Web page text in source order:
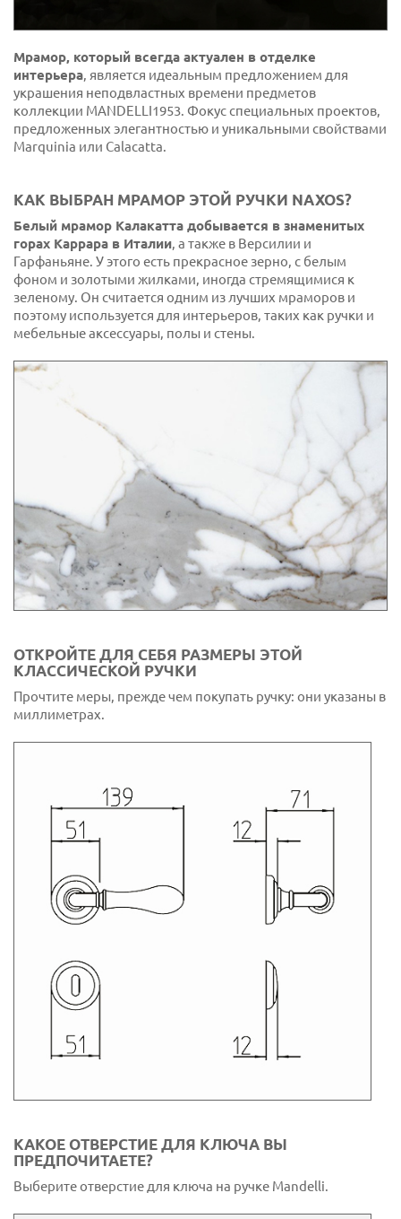
Мрамор, который всегда актуален в отделке
интерьера, является идеальным предложением для
украшения неподвластных времени предметов
коллекции MANDELLI1953. Фокус специальных проектов,
предложенных элегантностью и уникальными свойствами
Marquinia или Calacatta.
КАК ВЫБРАН МРАМОР ЭТОЙ РУЧКИ NAXOS?
Белый мрамор Калакатта добывается в знаменитых
горах Каррара в Италии, а также в Версилии и
Гарфаньяне. У этого есть прекрасное зерно, с белым
фоном и золотыми жилками, иногда стремящимися к
зеленому. Он считается одним из лучших мраморов и
поэтому используется для интерьеров, таких как ручки и
мебельные аксессуары, полы и стены.
ОТКРОЙТЕ ДЛЯ СЕБЯ РАЗМЕРЫ ЭТОЙ
КЛАССИЧЕСКОЙ РУЧКИ
Прочтите меры, прежде чем покупать ручку: они указаны в
миллиметрах.
КАКОЕ ОТВЕРСТИЕ ДЛЯ КЛЮЧА ВЫ
ПРЕДПОЧИТАЕТЕ?
Выберите отверстие для ключа на ручке Mandelli.